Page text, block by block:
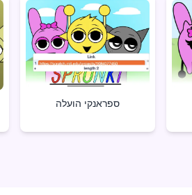
ספראנקי הועלה